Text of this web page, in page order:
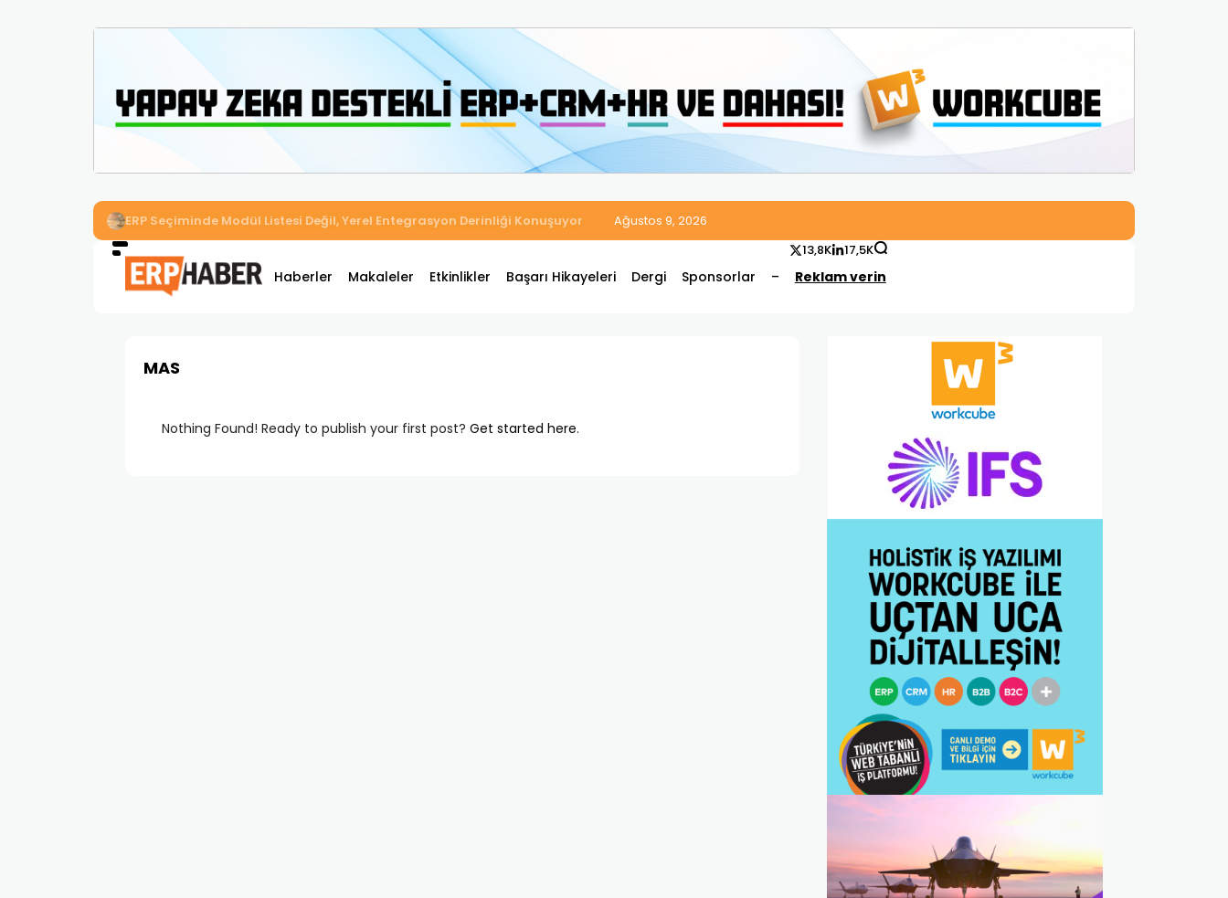
İkizler Aydınlatma, Workcube ERP ile Üretim, Satış ve Muhasebe Süreçlerini Tek Platformda Birleştirdi
Ağustos 9, 2026
Haberler Makaleler Etkinlikler Başarı Hikayeleri Dergi Sponsorlar – Reklam verin
13,8K 17,5K
MAS
Nothing Found! Ready to publish your first post? Get started here.